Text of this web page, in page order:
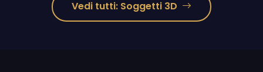
Vedi tutti: Soggetti 3D